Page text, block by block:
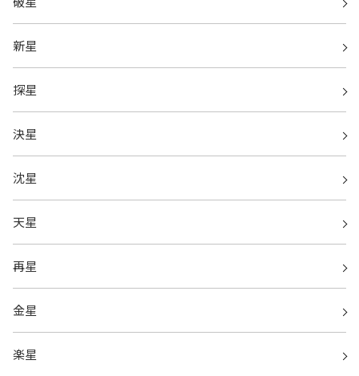
新星
探星
決星
沈星
天星
再星
金星
楽星